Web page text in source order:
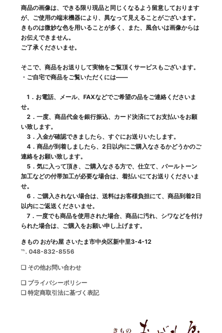
商品の画像は、できる限り現品と同じくなるよう留意しております
が、ご使用の端末機器により、異なって見えることがございます。
きものは微妙な色を用いることが多く、また、風合いは画像からは
お伝えできません。
ご了承くださいませ。
そこで、商品をお送りして実物をご覧頂くサービスもございます。
・ご自宅で商品をご覧いただくには――
1．お電話、メール、FAXなどでご希望の品をご連絡くださいま
せ。
2．一度、商品代金を銀行振込、カード決済にてお支払いをお願
い致します。
3．入金が確認できましたら、すぐにお送りいたします。
4．商品が到着しましたら、2日以内にご購入なさるかどうかのご
連絡をお願い致します。
5．気に入って頂き、ご購入なさる方で、仕立て、パールトーン
加工などの付帯加工が必要な場合は、着払いにてお送りくださいま
せ。
6．ご購入されない場合は、送料はお客様負担にて、商品到着2日
以内にご返送くださいませ。
7．一度でも商品を使用された場合、商品に汚れ、シワなどを付け
られた場合は、ご購入をお願い申し上げます。
きもの おがわ屋 さいたま市中央区新中里3-4-12
℡. 048-832-8556
❑ その他お問い合わせ
❑ プライバシーポリシー
❑ 特定商取引法に基づく表記